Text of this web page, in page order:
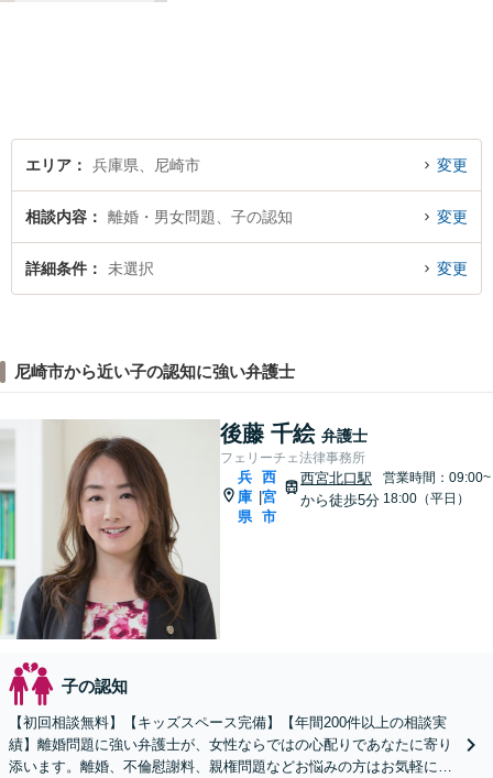
エリア 兵庫県、尼崎市 変更
相談内容 離婚・男女問題、子の認知 変更
詳細条件 未選択 変更
尼崎市から近い子の認知に強い弁護士
後藤 千絵 弁護士
フェリーチェ法律事務所
兵
庫
県
|
西
宮
市
西宮北口駅
から徒歩5分
営業時間：09:00~
18:00（平日）
子の認知
【初回相談無料】【キッズスペース完備】【年間200件以上の相談実
績】離婚問題に強い弁護士が、女性ならではの心配りであなたに寄り
添います。離婚、不倫慰謝料、親権問題などお悩みの方はお気軽にご